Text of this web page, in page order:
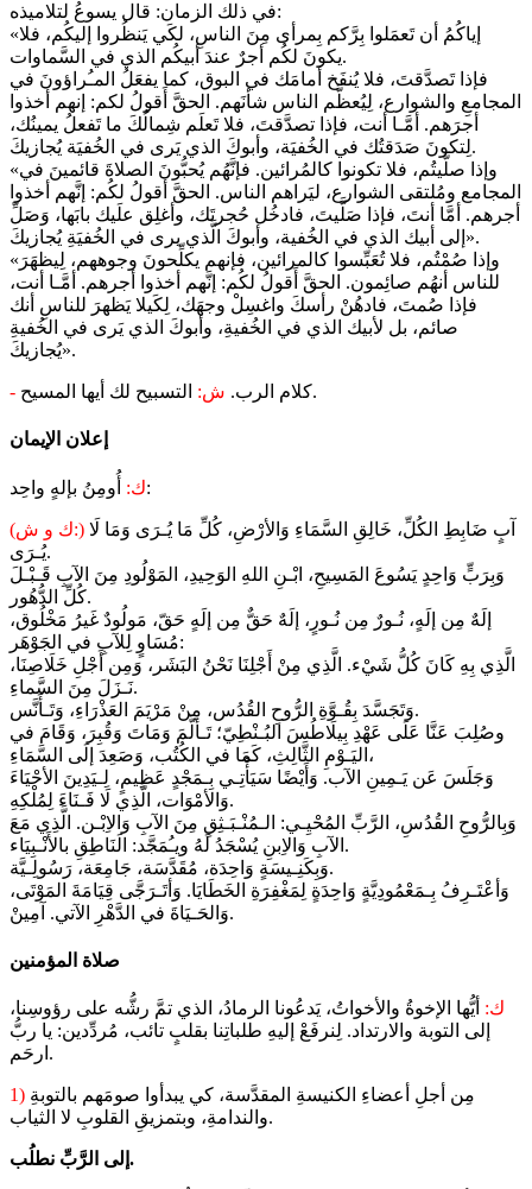
في ذلك الزمان: قال يسوعُ لتلاميذه:
«إياكُمُ أن تَعمَلوا بِرَّكم بِمرأى مِنَ الناسِ، لكَي يَنظُروا إليكُم، فلا
يكونَ لكُم أجرٌ عندَ أبيكُم الذي في السَّماوات.
فإذا تَصدَّقتَ، فلا يُنفَخ أمامَك في البوق، كما يفعَلُ المـُراؤونَ في
المجامعِ والشوارع، لِيُعظَّم الناس شأنَهم. الحقَّ أَقولُ لكم: إنهم أخذوا
أجرَهم. أمَّـا أنت، فإذا تصدَّقتَ، فلا تَعلَم شِمالُكَ ما تَفعلُ يمينُك،
لِتكونَ صَدَقتُك في الخُفيَة، وأبوكَ الذي يَرى في الخُفيَة يُجازيكَ.
«وإذا صلَّيتُم، فلا تكونوا كالمُرائين. فإنَّهُم يُحبُّونَ الصلاةَ قائمينَ في
المجامع ومُلتقى الشوارع، ليَراهم الناس. الحقَّ أقولُ لكُم: إنَّهم أخذوا
أجرهم. أمَّا أنتَ، فإذا صَلَّيتَ، فادخُل حُجرتَك، وأغلِق علَيك بابَها، وَصَلِّ
إلى أبيك الذي في الخُفية، وأبوكَ الَّذي يرى في الخُفيَةِ يُجازيكَ».
«وإذا صُمْتُم، فلا تُعَبِّسوا كالمرائين، فإنهم يكلِّحونَ وجوههم، لِيظهَرَ
للناس أنهُم صائِمون. الحقَّ أَقولُ لكُم: إنَّهم أخذوا أجرهم. أمَّـا أنت،
فإذا صُمتَ، فادهُنْ رأسكَ واغسِلْ وجهَك، لِكَيلا يَظهرَ للناسِ أنك
صائم، بل لأبيك الذي في الخُفيةِ، وأبوكَ الذي يَرى في الخُفيةِ
يُجازيكَ».
- كلام الرب. ش: التسبيح لك أيها المسيح.
إعلان الإيمان
ك:أُومِنُ بإلهٍ واحِد:
(ك و ش:) آبٍ ضَابِطِ الكُلِّ، خَالِقِ السَّمَاءِ وَالأرْضِ، كُلِّ مَا يُـرَى وَمَا لَا
يُـرَى.
وَبِرَبٍّ وَاحِدٍ يَسُوعَ المَسِيحِ، ابْـنِ اللهِ الوَحِيدِ، المَوْلُودِ مِنَ الآبِ قَـبْـلَ
كُلِّ الدُّهُور.
إلَهٌ مِن إلَهٍ، نُـورٌ مِن نُـورٍ، إلَهٌ حَقٌّ مِن إلَهٍ حَقّ، مَولُودٌ غَيرُ مَخْلُوق،
مُسَاوٍ لِلآبِ في الجَوْهَر:
الَّذِي بِهِ كَانَ كُلُّ شَيْء. الَّذِي مِنْ أَجْلِنَا نَحْنُ البَشَر، وَمِن أَجْلِ خَلَاصِنَا،
نَـزَلَ مِنَ السَّماءِ.
وَتَجَسَّدَ بِقُـوَّةِ الرُّوحِ القُدُس، مِنْ مَرْيَمَ العَذْرَاءِ، وَتَـأَنَّس.
وصُلِبَ عَنَّا عَلَى عَهْدِ بِيلَاطُسَ البُـنْطِيّ؛ تَـألَّمَ وَمَاتَ وَقُبِرَ، وَقَامَ في
اليَـوْمِ الثَّالِثِ، كَمَا في الكُتُب، وَصَعِدَ إلَى السَّمَاءِ،
وَجَلَسَ عَن يَـمِينِ الآب. وَأَيْضًا سَيَأْتِـي بِـمَجْدٍ عَظِيمٍ، لِـيَدِينَ الأحْيَاءَ
وَالأمْوَات، الَّذِي لَا فَـنَاءَ لِمُلْكِهِ.
وَبِالرُّوحِ القُدُسِ، الرَّبِّ المُحْيِـي: الـمُنْـبَـثِقِ مِنَ الآبِ وَالاِبْـن. الَّذِي مَعَ
الآبِ وَالاِبنِ يُسْجَدُ لَهُ ويـُمَجَّد: الَنَاطِقِ بالأَنْـبِيَاء.
وَبِكَنِـيسَةٍ وَاحِدَة، مُقَدَّسَة، جَامِعَة، رَسُولِـيَّة.
وَأعْتَـرِفُ بِـمَعْمُودِيَّةٍ وَاحِدَةٍ لِمَغْفِرَةِ الخَطَايَا. وَأتَـرَجَّى قِيَامَةَ المَوْتَى،
وَالحَـيَاةَ في الدَّهْرِ الآتي. آمِينْ.
صلاة المؤمنين
ك: أيُّها الإخوةُ والأخواتُ، يَدعُونا الرمادُ، الذي تمَّ رشُّه على رؤوسِنا،
إلى التوبة والارتداد. لِنرفَعْ إليهِ طلباتِنا بقلبٍ تائب، مُردِّدين: يا ربُّ
ارحَم.
1)
والندامةِ، وبتمزيقِ القلوبِ لا الثياب.
إلى الرَّبِّ نطلُب.